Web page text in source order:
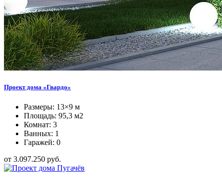
Проект дома «Гвардо»
Размеры: 13×9 м
Площадь: 95,3 м2
Комнат: 3
Ванных: 1
Гаражей: 0
от 3.097.250 руб.